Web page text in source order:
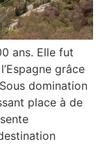
ans. Elle fut
grâce
domination
place à de